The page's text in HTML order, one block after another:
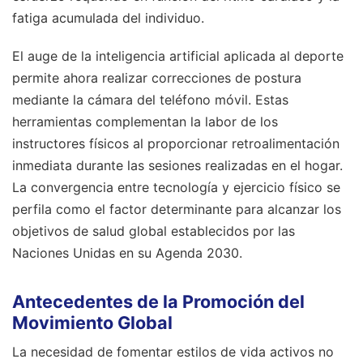
fatiga acumulada del individuo.
El auge de la inteligencia artificial aplicada al deporte
permite ahora realizar correcciones de postura
mediante la cámara del teléfono móvil. Estas
herramientas complementan la labor de los
instructores físicos al proporcionar retroalimentación
inmediata durante las sesiones realizadas en el hogar.
La convergencia entre tecnología y ejercicio físico se
perfila como el factor determinante para alcanzar los
objetivos de salud global establecidos por las
Naciones Unidas en su Agenda 2030.
Antecedentes de la Promoción del
Movimiento Global
La necesidad de fomentar estilos de vida activos no